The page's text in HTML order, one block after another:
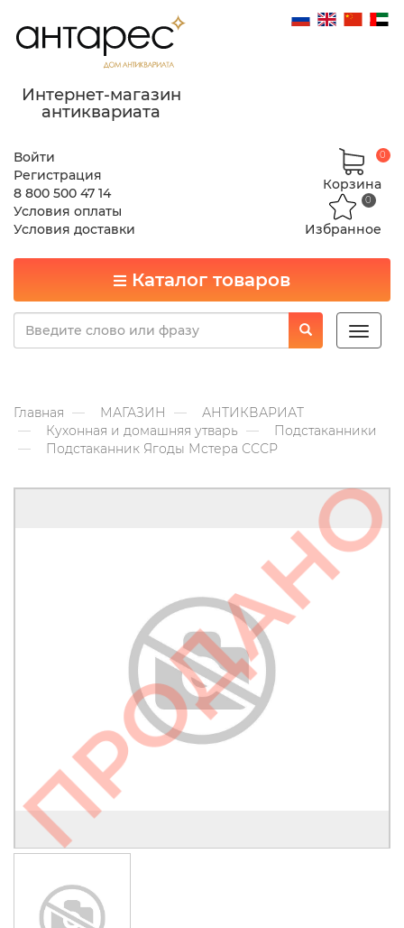
Интернет-магазин
антиквариата
Войти
Регистрация
8 800 500 47 14
Условия оплаты
Условия доставки
Корзина
0
Избранное
0
Каталог товаров
Toggle
Главная МАГАЗИН
АНТИКВАРИАТ
Кухонная и домашняя утварь
Подстаканники
Подстаканник Ягоды Мстера СССР